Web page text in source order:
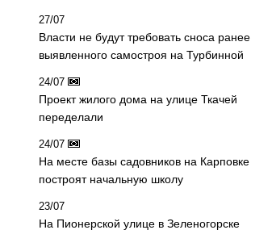
27/07
Власти не будут требовать сноса ранее
выявленного самостроя на Турбинной
24/07
Проект жилого дома на улице Ткачей
переделали
24/07
На месте базы садовников на Карповке
построят начальную школу
23/07
На Пионерской улице в Зеленогорске